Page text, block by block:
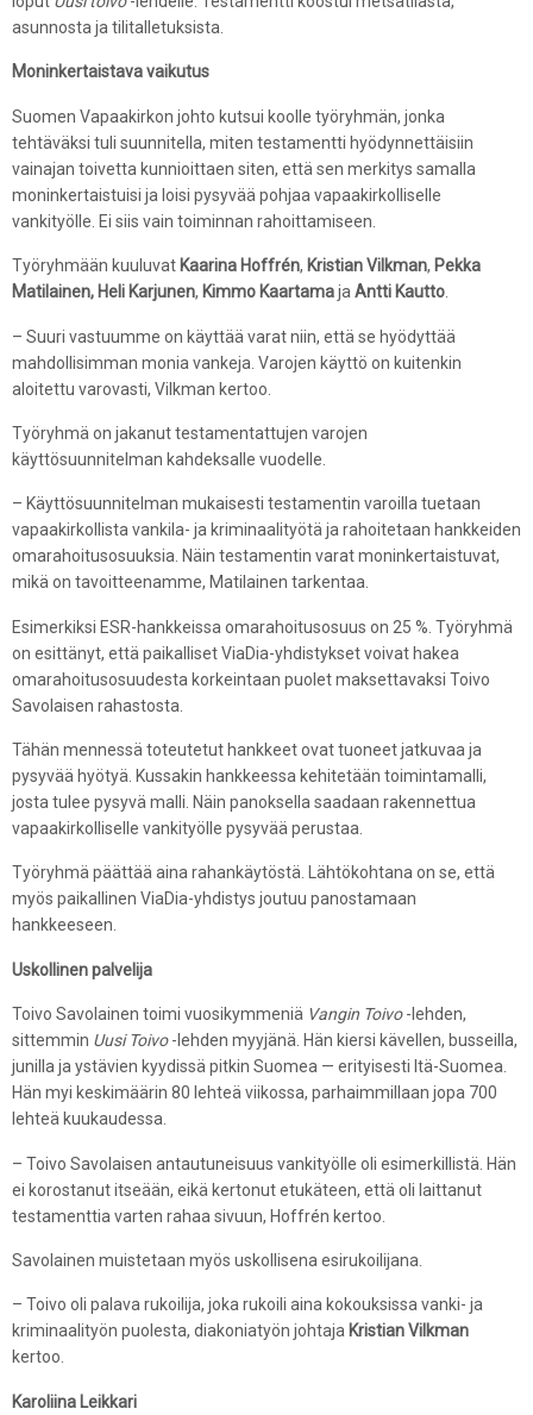
asunnosta ja tilitalletuksista.
Moninkertaistava vaikutus
Suomen Vapaakirkon johto kutsui koolle työryhmän, jonka
tehtäväksi tuli suunnitella, miten testamentti hyödynnettäisiin
vainajan toivetta kunnioittaen siten, että sen merkitys samalla
moninkertaistuisi ja loisi pysyvää pohjaa vapaakirkolliselle
vankityölle. Ei siis vain toiminnan rahoittamiseen.
Työryhmään kuuluvat Kaarina Hoffrén, Kristian Vilkman, Pekka
Matilainen, Heli Karjunen, Kimmo Kaartamaja Antti Kautto
– Suuri vastuumme on käyttää varat niin, että se hyödyttää
mahdollisimman monia vankeja. Varojen käyttö on kuitenkin
aloitettu varovasti, Vilkman kertoo.
Työryhmä on jakanut testamentattujen varojen
käyttösuunnitelman kahdeksalle vuodelle.
– Käyttösuunnitelman mukaisesti testamentin varoilla tuetaan
vapaakirkollista vankila- ja kriminaalityötä ja rahoitetaan hankkeiden
omarahoitusosuuksia. Näin testamentin varat moninkertaistuvat,
mikä on tavoitteenamme, Matilainen tarkentaa.
Esimerkiksi ESR-hankkeissa omarahoitusosuus on 25 %. Työryhmä
on esittänyt, että paikalliset ViaDia-yhdistykset voivat hakea
omarahoitusosuudesta korkeintaan puolet maksettavaksi Toivo
Savolaisen rahastosta.
Tähän mennessä toteutetut hankkeet ovat tuoneet jatkuvaa ja
pysyvää hyötyä. Kussakin hankkeessa kehitetään toimintamalli,
josta tulee pysyvä malli. Näin panoksella saadaan rakennettua
vapaakirkolliselle vankityölle pysyvää perustaa.
Työryhmä päättää aina rahankäytöstä. Lähtökohtana on se, että
myös paikallinen ViaDia-yhdistys joutuu panostamaan
hankkeeseen.
Uskollinen palvelija
Toivo Savolainen toimi vuosikymmeniä Vangin Toivo-lehden,
sittemmin Uusi Toivo-lehden myyjänä. Hän kiersi kävellen, busseilla,
junilla ja ystävien kyydissä pitkin Suomea — erityisesti Itä-Suomea.
Hän myi keskimäärin 80 lehteä viikossa, parhaimmillaan jopa 700
lehteä kuukaudessa.
– Toivo Savolaisen antautuneisuus vankityölle oli esimerkillistä. Hän
ei korostanut itseään, eikä kertonut etukäteen, että oli laittanut
testamenttia varten rahaa sivuun, Hoffrén kertoo.
Savolainen muistetaan myös uskollisena esirukoilijana.
– Toivo oli palava rukoilija, joka rukoili aina kokouksissa vanki- ja
kriminaalityön puolesta, diakoniatyön johtaja Kristian Vilkman
kertoo.
Karoliina Leikkari